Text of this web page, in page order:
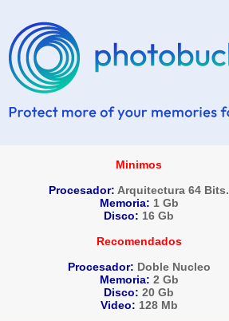
Minimos
Procesador: Arquitectura 64 Bits.
Memoria: 1 Gb
Disco: 16 Gb
Recomendados
Procesador: Doble Nucleo
Memoria: 2 Gb
Disco: 20 Gb
Video: 128 Mb